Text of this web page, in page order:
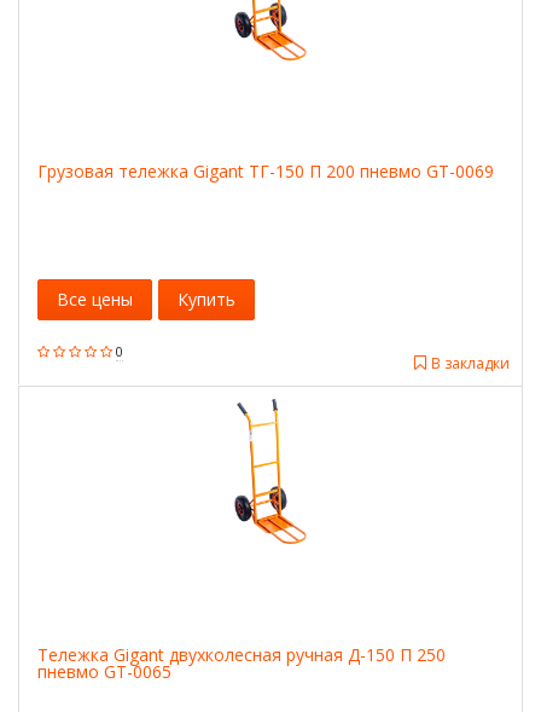
Грузовая тележка Gigant ТГ-150 П 200 пневмо GT-0069
0
В закладки
Все цены Купить
Тележка Gigant двухколесная ручная Д-150 П 250
пневмо GT-0065